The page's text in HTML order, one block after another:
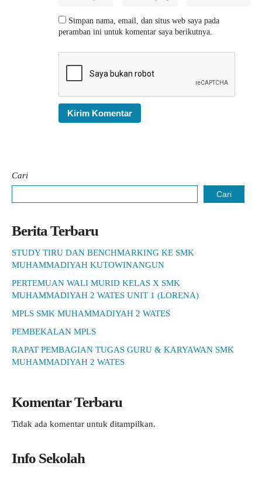
Simpan nama, email, dan situs web saya pada
peramban ini untuk komentar saya berikutnya.
Cari
Cari
Berita Terbaru
STUDY TIRU DAN BENCHMARKING KE SMK
MUHAMMADIYAH KUTOWINANGUN
PERTEMUAN WALI MURID KELAS X SMK
MUHAMMADIYAH 2 WATES UNIT 1 (LORENA)
MPLS SMK MUHAMMADIYAH 2 WATES
PEMBEKALAN MPLS
RAPAT PEMBAGIAN TUGAS GURU & KARYAWAN SMK
MUHAMMADIYAH 2 WATES
Komentar Terbaru
Tidak ada komentar untuk ditampilkan.
Info Sekolah